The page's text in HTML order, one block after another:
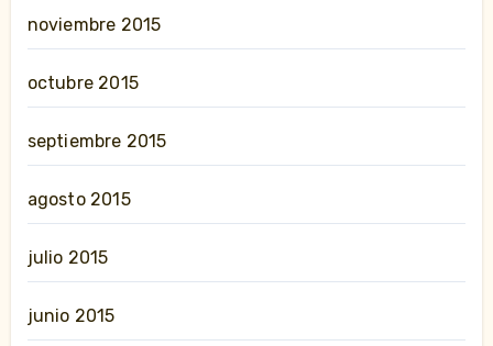
noviembre 2015
octubre 2015
septiembre 2015
agosto 2015
julio 2015
junio 2015